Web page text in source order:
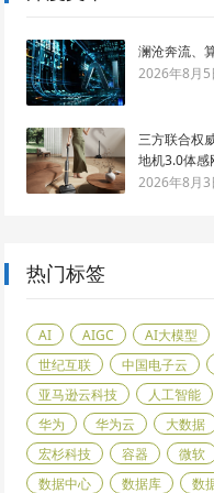
澜沧奔流、
2026年8月5
三方联合权
地机3.0体感
2026年8月3
热门标签
AI AIGC AI大模型
世纪互联
中国电子云
亚马逊云科技
人工智能
华为
华为云 大数据
宏杉科技
容器 微软
数据中心
数据库 数